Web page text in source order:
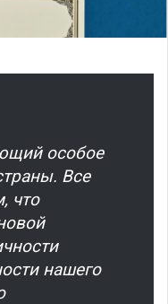
особое
Все
что
нашего